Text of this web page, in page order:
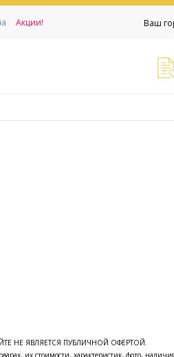
Ваш
Акции!
НЕ ЯВЛЯЕТСЯ ПУБЛИЧНОЙ ОФЕРТОЙ.
их стоимости, характеристик, фото,